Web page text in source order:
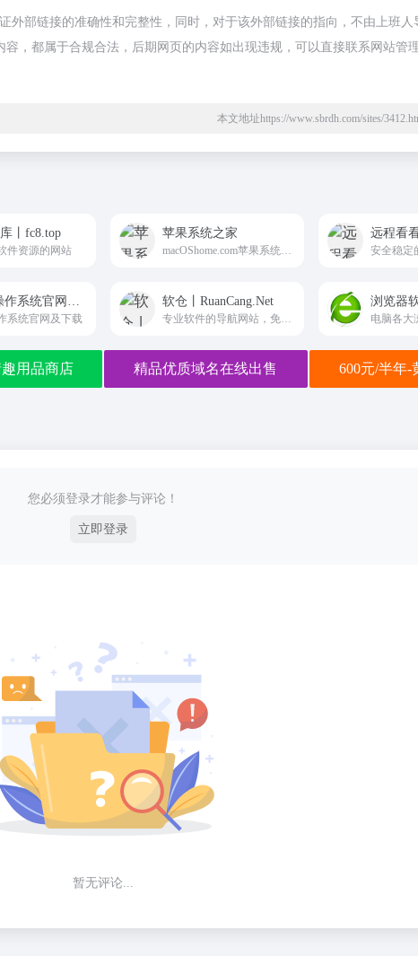
外部链接的准确性和完整性，同时，对于该外部链接的指向，不由上班人
容，都属于合规合法，后期网页的内容如出现违规，可以直接联系网站管
本文地址https://www.sbrdh.com/sites/
丨fc8.top
件资源的网站
苹果系统之家 远程看
系统官网及下载
软仓丨RuanCang.Net 浏览器
用品商店 精品优质域名在线出售 600元/半年-
您必须登录才能参与评论！
立即登录
暂无评论...